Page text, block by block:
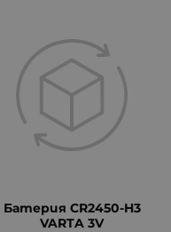
Батерия CR2450-H3
VARTA 3V